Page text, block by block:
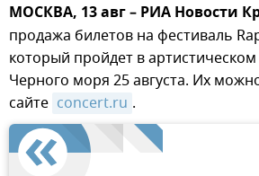
МОСКВА, 13 авг ­– РИА Новости
продажа билетов на фестиваль
который пройдет в
Черного моря 25 августа. Их
сайте concert.ru .